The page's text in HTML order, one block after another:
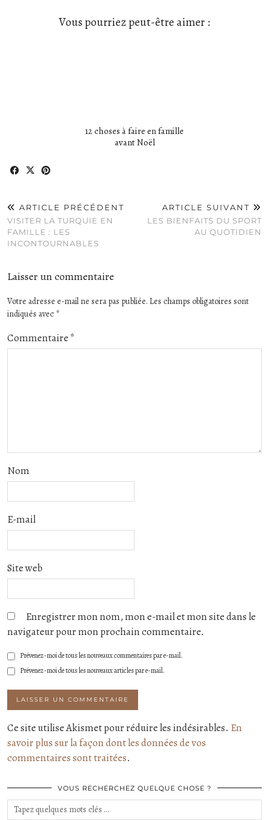
Vous pourriez peut-être aimer :
12 choses à faire en famille
avant Noël
ARTICLE PRÉCÉDENT
VISITER LA TURQUIE EN
FAMILLE : LES
INCONTOURNABLES
ARTICLE SUIVANT
LES BIENFAITS DU SPORT
AU QUOTIDIEN
Laisser un commentaire
Votre adresse e-mail ne sera pas publiée. Les champs obligatoires sont
indiqués avec *
Commentaire *
Nom
E-mail
Site web
Enregistrer mon nom, mon e-mail et mon site dans le
navigateur pour mon prochain commentaire.
Prévenez-moi de tous les nouveaux commentaires par e-mail.
Prévenez-moi de tous les nouveaux articles par e-mail.
Ce site utilise Akismet pour réduire les indésirables. En
savoir plus sur la façon dont les données de vos
commentaires sont traitées.
VOUS RECHERCHEZ QUELQUE CHOSE ?